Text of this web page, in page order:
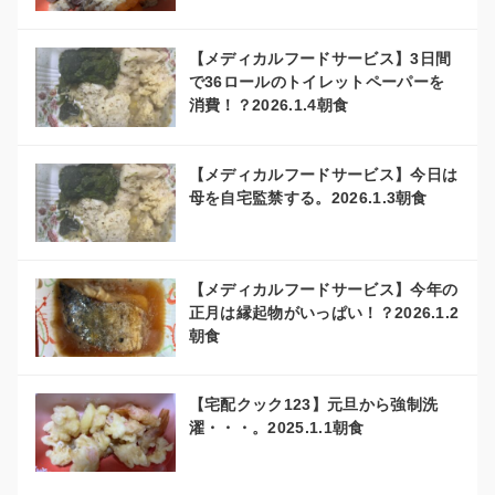
【メディカルフードサービス】3日間
で36ロールのトイレットペーパーを
消費！？2026.1.4朝食
【メディカルフードサービス】今日は
母を自宅監禁する。2026.1.3朝食
【メディカルフードサービス】今年の
正月は縁起物がいっぱい！？2026.1.2
朝食
【宅配クック123】元旦から強制洗
濯・・・。2025.1.1朝食